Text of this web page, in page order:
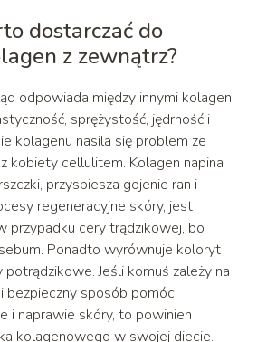
dostarczać do
z zewnątrz?
odpowiada między innymi kolagen,
sprężystość, jędrność i
kolagenu nasila się problem ze
kobiety cellulitem. Kolagen napina
przyspiesza gojenie ran i
regeneracyjne skóry, jest
przypadku cery trądzikowej, bo
Ponadto wyrównuje koloryt
Jeśli komuś zależy na
bezpieczny sposób pomóc
i naprawie skóry, to powinien
kolagenowego w swojej diecie.